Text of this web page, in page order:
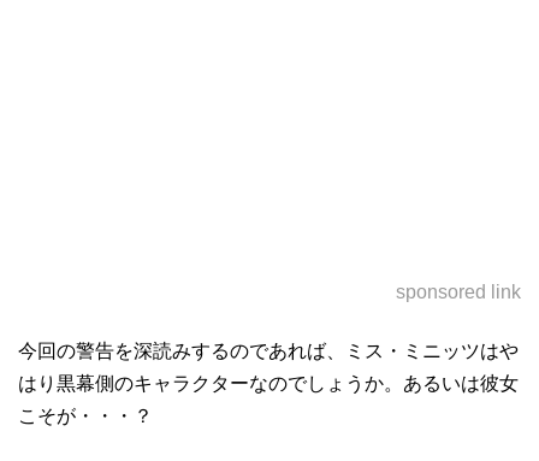
sponsored link
今回の警告を深読みするのであれば、ミス・ミニッツはや
はり黒幕側のキャラクターなのでしょうか。あるいは彼女
こそが・・・？